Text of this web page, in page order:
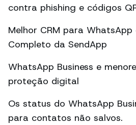
contra phishing e códigos
Melhor CRM para
Completo da SendApp
WhatsApp Business e
proteção digital
Os status do WhatsApp
para contatos não salvos.